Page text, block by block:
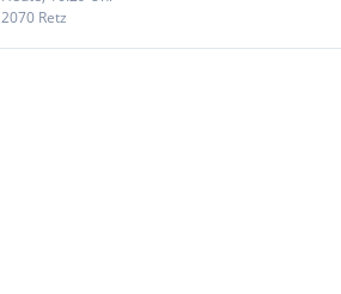
2070 Retz